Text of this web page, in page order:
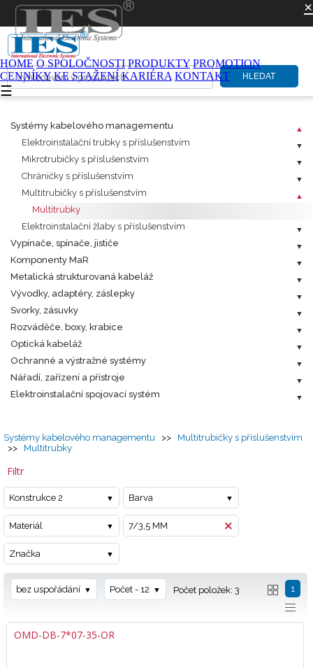
×
HOME O SPOLOČNOSTI PRODUKTY PROMOTION
CENNÍKY KE STAŽENÍ KARIÉRA KONTAKT
☰
HLEDAT
Systémy kabelového managementu
Elektroinstalační trubky s příslušenstvím
Mikrotrubičky s příslušenstvím
Chráničky s příslušenstvím
Multitrubičky s příslušenstvím
Multitrubky
Elektroinstalační žlaby s příslušenstvím
Vypínače, spínače, jističe
Komponenty MaR
Metalická strukturovaná kabeláž
Vývodky, adaptéry, záslepky
Svorky, zásuvky
Rozváděče, boxy, krabice
Optická kabeláž
Ochranné a výstražné systémy
Nářadí, zařízení a přístroje
Elektroinstalační spojovací systém
Systémy kabelového managementu >>
Multitrubičky s příslušenstvím
>>
Multitrubky
Filtr
Konstrukce 2 Barva
Materiál 7/3‚5 MM
Značka
1
bez uspořádání Počet - 12 Počet položek: 3
OMD-DB-7*07-35-OR